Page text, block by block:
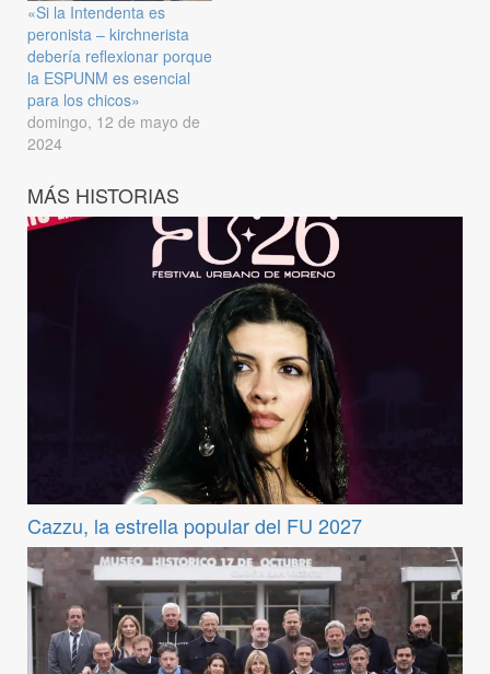
«Si la Intendenta es
peronista – kirchnerista
debería reflexionar porque
la ESPUNM es esencial
para los chicos»
domingo, 12 de mayo de
2024
MÁS HISTORIAS
Cazzu, la estrella popular del FU 2027